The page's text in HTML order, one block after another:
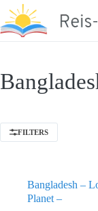
naar
de
FILTERS
Bangladesh –
Planet –